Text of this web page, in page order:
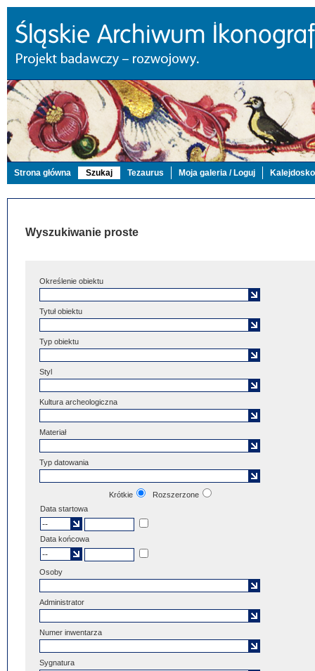
Strona główna Szukaj Tezaurus Moja galeria / Loguj
Wyszukiwanie proste
Określenie obiektu
Tytuł obiektu
Typ obiektu
Styl
Kultura archeologiczna
Materiał
Typ datowania
Krótkie
Rozszerzone
Data startowa
Data końcowa
Osoby
Administrator
Numer inwentarza
Sygnatura